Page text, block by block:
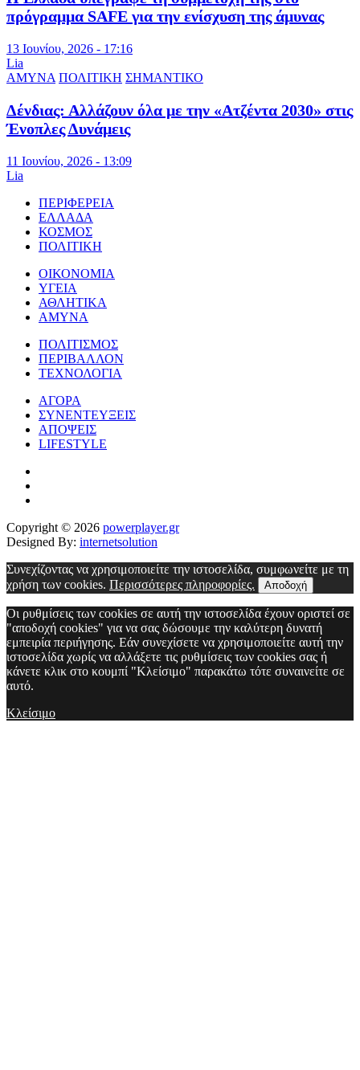
πρόγραμμα SAFE για την ενίσχυση της άμυνας
13 Ιουνίου, 2026 - 17:16
Lia
ΑΜΥΝΑ ΠΟΛΙΤΙΚΗ ΣΗΜΑΝΤΙΚΟ
Δένδιας: Αλλάζουν όλα με την «Ατζέντα 2030» στις
Ένοπλες Δυνάμεις
11 Ιουνίου, 2026 - 13:09
Lia
ΠΕΡΙΦΕΡΕΙΑ
ΕΛΛΑΔΑ
ΚΟΣΜΟΣ
ΠΟΛΙΤΙΚΗ
ΟΙΚΟΝΟΜΙΑ
ΥΓΕΙΑ
ΑΘΛΗΤΙΚΑ
ΑΜΥΝΑ
ΠΟΛΙΤΙΣΜΟΣ
ΠΕΡΙΒΑΛΛΟΝ
ΤΕΧΝΟΛΟΓΙΑ
ΑΓΟΡΑ
ΣΥΝΕΝΤΕΥΞΕΙΣ
ΑΠΟΨΕΙΣ
LIFESTYLE
Copyright © 2026 powerplayer.gr
Designed By: internetsolution
Συνεχίζοντας να χρησιμοποιείτε την ιστοσελίδα, συμφωνείτε με τη
χρήση των cookies. Περισσότερες πληροφορίες. Αποδοχή
Οι ρυθμίσεις των cookies σε αυτή την ιστοσελίδα έχουν οριστεί σε
"αποδοχή cookies" για να σας δώσουμε την καλύτερη δυνατή
εμπειρία περιήγησης. Εάν συνεχίσετε να χρησιμοποιείτε αυτή την
ιστοσελίδα χωρίς να αλλάξετε τις ρυθμίσεις των cookies σας ή
κάνετε κλικ στο κουμπί "Κλείσιμο" παρακάτω τότε συναινείτε σε
αυτό.
Κλείσιμο